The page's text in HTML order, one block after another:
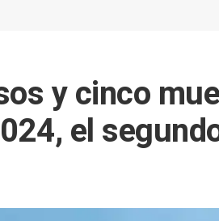
y cinco
el